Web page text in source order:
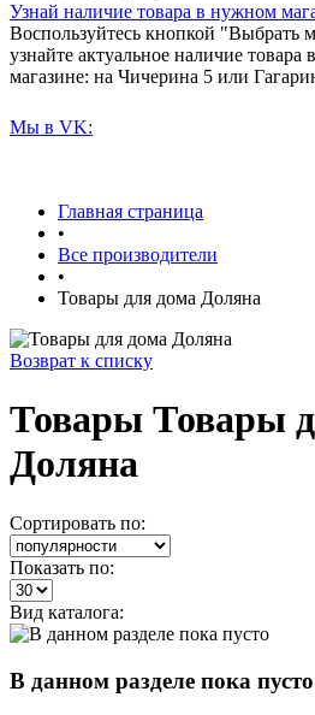
Узнай наличие товара в нужном
Воспользуйтесь кнопкой "Выбрать
узнайте актуальное наличие
магазине: на Чичерина 5 или
Мы в VK:
Главная страница
•
Все производители
•
Товары для дома Доляна
Возврат к списку
Товары Товары
Доляна
Сортировать по:
Показать по:
Вид каталога:
В данном разделе пока пусто